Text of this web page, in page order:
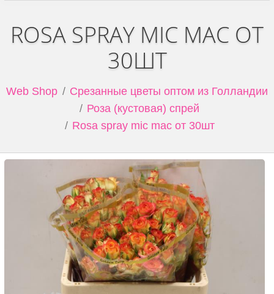
ROSA SPRAY MIC MAC ОТ
30ШТ
Web Shop
Срезанные цветы оптом из Голландии
Роза (кустовая) спрей
Rosa spray mic mac от 30шт